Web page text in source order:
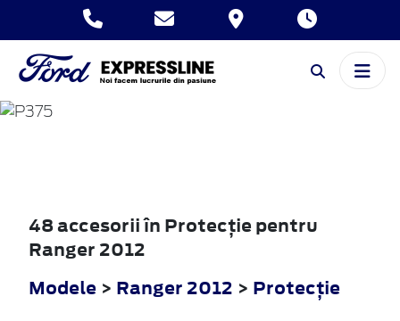
RANGER
48 accesorii în Protecţie pentru
Ranger 2012
Modele > Ranger 2012 > Protecţie